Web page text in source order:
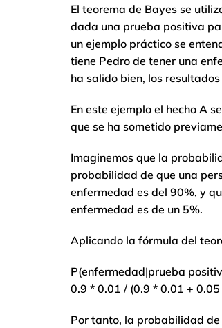
El teorema de Bayes se
dada una prueba positiva
un ejemplo práctico se
tiene Pedro de tener una
ha salido bien, los
En este ejemplo el hecho A
que se ha sometido
Imaginemos que la
probabilidad de que una
enfermedad es del 90%, y
enfermedad es de un 5%.
Aplicando la fórmula del
P(enfermedad|prueba
0.9 * 0.01 / (0.9 * 0.01 +
Por tanto, la probabilidad